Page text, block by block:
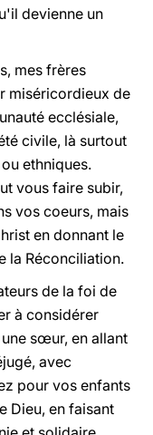
devienne un
mes frères
miséricordieux de
ecclésiale,
civile, là surtout
ethniques.
vous faire subir,
vos coeurs, mais
en donnant le
la Réconciliation.
de la foi de
à considérer
sœur, en allant
avec
pour vos enfants
Dieu, en faisant